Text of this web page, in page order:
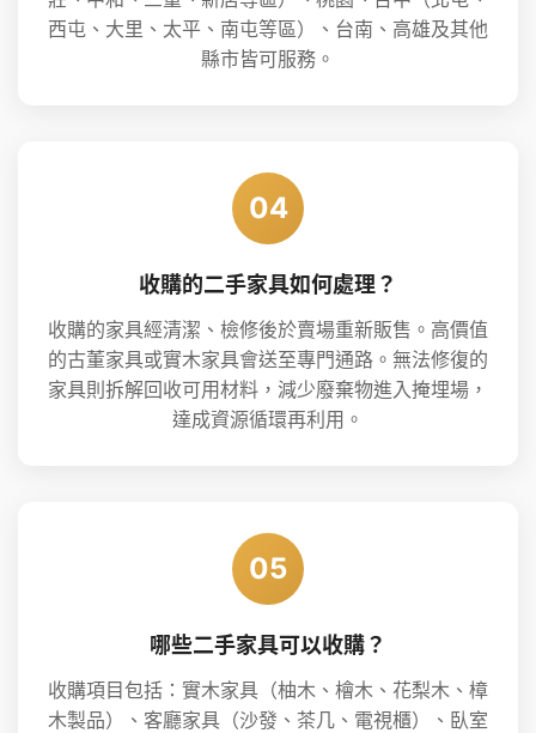
西屯、大里、太平、南屯等區）、台南、高雄及其他
縣市皆可服務。
04
收購的二手家具如何處理？
收購的家具經清潔、檢修後於賣場重新販售。高價值
的古董家具或實木家具會送至專門通路。無法修復的
家具則拆解回收可用材料，減少廢棄物進入掩埋場，
達成資源循環再利用。
05
哪些二手家具可以收購？
收購項目包括：實木家具（柚木、檜木、花梨木、樟
木製品）、客廳家具（沙發、茶几、電視櫃）、臥室